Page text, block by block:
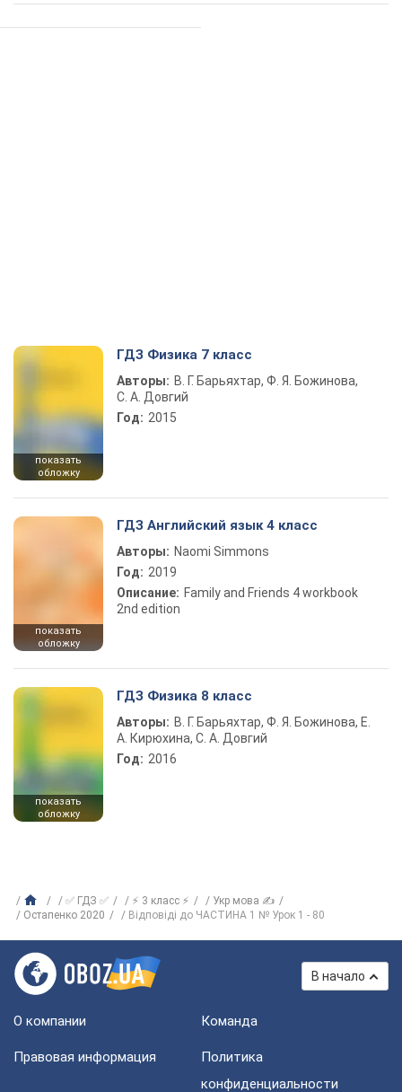
показать
обложку
ГДЗ Физика 7 класс
Авторы: В. Г. Барьяхтар, Ф. Я. Божинова,
С. А. Довгий
Год: 2015
показать
обложку
ГДЗ Английский язык 4 класс
Авторы: Naomi Simmons
Год: 2019
Описание: Family and Friends 4 workbook
2nd edition
показать
обложку
ГДЗ Физика 8 класс
Авторы: В. Г. Барьяхтар, Ф. Я. Божинова, Е.
А. Кирюхина, С. А. Довгий
Год: 2016
✅ ГДЗ ✅ ⚡ 3 класс ⚡
Укр мова ✍
Остапенко 2020
Відповіді до ЧАСТИНА 1 № Урок 1 - 80
В начало
О компании Команда
Правовая информация
Политика
конфиденциальности